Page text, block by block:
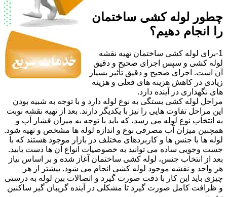
چطور لوله کشی ساختمان
را انجام دهیم؟
1-برای لوله کشی ساختمان تهیه نقشه
لوله کشی و سپس اجرای صحیح و دقیق
آن است. اجرای صحیح و دقیق تأثیر بسیار
زیادی در کاهش هزینه های فعلی و هزینه
های نگهداری در آینده دارد.
مراحل لوله کشی بستگی به نوع لوله دارد و با توجه به شبیه بودن
این مراحل تفاوت هایی را نیز با یکدیگر دارند. بعد از تهیه نقشه نوبت
به انتخاب نوع لوله می رسد، که باید با توجه به میزان فشار آب و
همچنین میزان آب مصرفی نوع و اندازه لوله ها مشخص و تهیه شود.
لوله ها با جنس ها و کاربردهای مختلف در بازار موجود هستند که با
جست وجویی ساده می توانید به خصوصیات انواع آن ها دست یابید.
بعد از انتخاب جنس، لوله کشی ساختمان آغاز شده و بر اساس نیاز
هر واحد و نقشه موجود لوله کشی انجام می شود. بیشتر از هر
چیزی باید این کار با دقت صورت گیرد و اتصالات بین لوله به درستی
و ظرافت کامل صورت گیرد تا مشکلی در آینده گریبان گیر ساکنین